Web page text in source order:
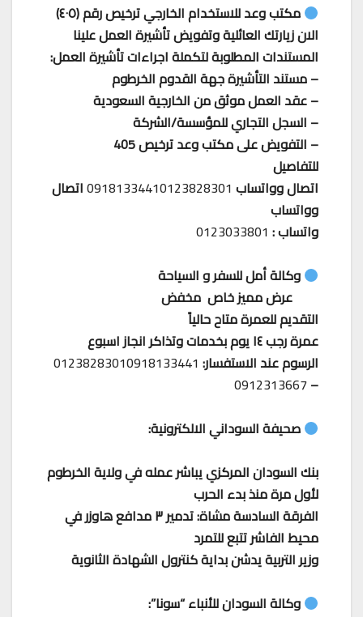
مكتب وعد للاستخدام الخارجي ترخيص رقم (٤٠٥)
الان زيارتك العائلية وتفويض تأشيرة العمل علينا
المستندات المطلوبة لتكملة اجراءات تأشيرة العمل:
– مستند التأشيرة جهة القدوم الخرطوم
– ⁠عقد العمل موثق من الخارجية السعودية
– ⁠السجل التجاري للمؤسسة/الشركة
– ⁠التفويض على مكتب وعد ترخيص 405
للتفاصيل
اتصال وواتساب 09181334410123828301اتصال
وواتساب
واتساب : 0123033801
وكالة أمل للسفر و السياحة
عرض مميز خاص مخفض
التقديم للعمرة متاح حالياً
عمرة رجب ١٤ يوم بخدمات وتذاكر انجاز اسبوع
الرسوم عند الاستفسار: 01238283010918133441
–
0912313667
صحيفة السوداني الالكترونية:
بنك السودان المركزي يباشر عمله في ولاية الخرطوم
لأول مرة منذ بدء الحرب
الفرقة السادسة مشاة: تدمير ٣ مدافع هاوزر في
محيط الفاشر تتبع للتمرد
وزير التربية يدشن بداية كنترول الشهادة الثانوية
وكالة السودان للأنباء “سونا”: